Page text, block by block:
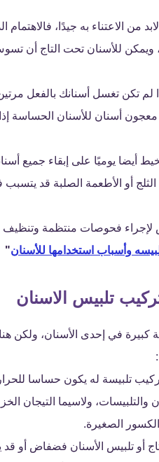
من الاعتناء به جيدًا،
ويمكن للأسنان تحت التاج أن
لم تكن تغسل أسنانك بالفعل
أسنان للأسنان الحساسة
أيضا يوميًا على إبقاء جميع
أو الأطعمة الصلبة قد
فحوصات منتظمة وتنظيف
وأسباب استخدامها للأسنان"
تلبيس الاسنان
كبيرة في إحدى الأسنان، ولكن
تلبيسة له يكون حساسا
والتلبيسات، ولاسيما التيجان
الصغيرة.
أو تلبيس الأسنان فضفاض أو قد